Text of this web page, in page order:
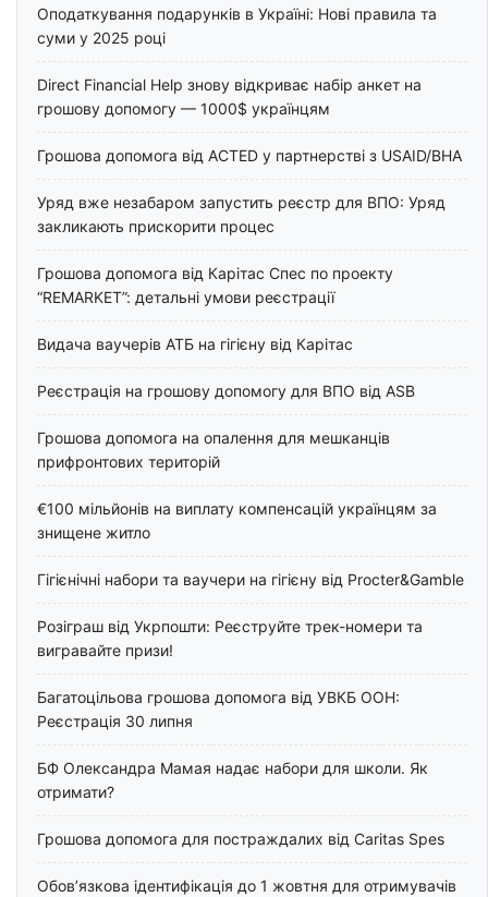
Оподаткування подарунків в Україні: Нові правила та
суми у 2025 році
Direct Financial Help знову відкриває набір анкет на
грошову допомогу — 1000$ українцям
Грошова допомога від ACTED у партнерстві з USAID/BHA
Уряд вже незабаром запустить реєстр для ВПО: Уряд
закликають прискорити процес
Грошова допомога від Карітас Спес по проекту
“REMARKET”: детальні умови реєстрації
Видача ваучерів АТБ на гігієну від Карітас
Реєстрація на грошову допомогу для ВПО від ASB
Грошова допомога на опалення для мешканців
прифронтових територій
€100 мільйонів на виплату компенсацій українцям за
знищене житло
Гігієнічні набори та ваучери на гігієну від Procter&Gamble
Розіграш від Укрпошти: Реєструйте трек-номери та
вигравайте призи!
Багатоцільова грошова допомога від УВКБ ООН:
Реєстрація 30 липня
БФ Олександра Мамая надає набори для школи. Як
отримати?
Грошова допомога для постраждалих від Caritas Spes
Обов’язкова ідентифікація до 1 жовтня для отримувачів